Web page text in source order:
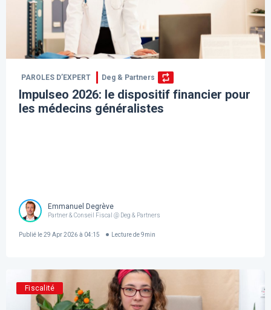
PAROLES D’EXPERT Deg & Partners
Impulseo 2026: le dispositif financier pour
les médecins généralistes
Emmanuel Degrève
Partner & Conseil Fiscal @ Deg & Partners
Publié le29 Apr 2026 à 04:15 Lecture de 9min
Fiscalité